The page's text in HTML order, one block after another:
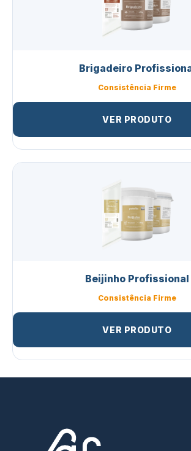
Brigadeiro
Consistência Firme
VER PRODUTO
Beijinho Profissional
Consistência Firme
VER PRODUTO